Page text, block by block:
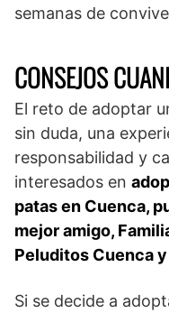
semanas de
CONSEJOS
El reto de adoptar
sin duda, una
responsabilidad y
interesados en
patas en Cuenca,
mejor amigo,
Peluditos Cuenca y
Si se decide a